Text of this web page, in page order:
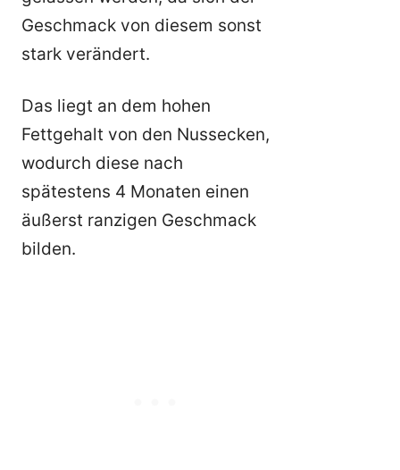
Geschmack von diesem sonst
stark verändert.
Das liegt an dem hohen
Fettgehalt von den Nussecken,
wodurch diese nach
spätestens 4 Monaten einen
äußerst ranzigen Geschmack
bilden.